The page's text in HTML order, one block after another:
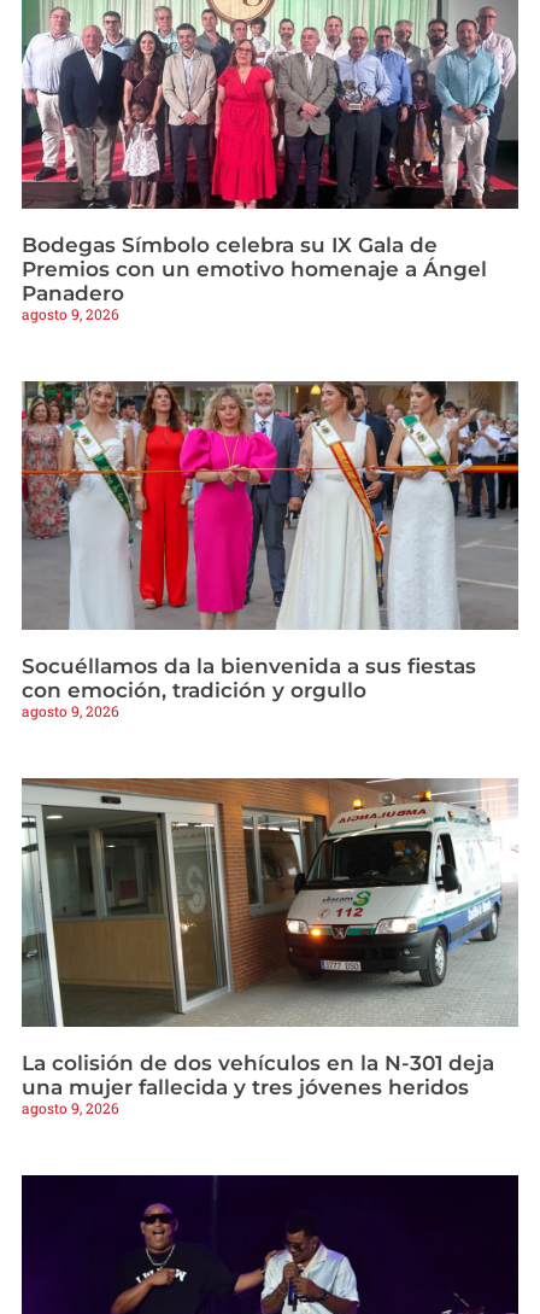
Bodegas Símbolo celebra su IX Gala de
Premios con un emotivo homenaje a Ángel
Panadero
agosto 9, 2026
Socuéllamos da la bienvenida a sus fiestas
con emoción, tradición y orgullo
agosto 9, 2026
La colisión de dos vehículos en la N-301 deja
una mujer fallecida y tres jóvenes heridos
agosto 9, 2026